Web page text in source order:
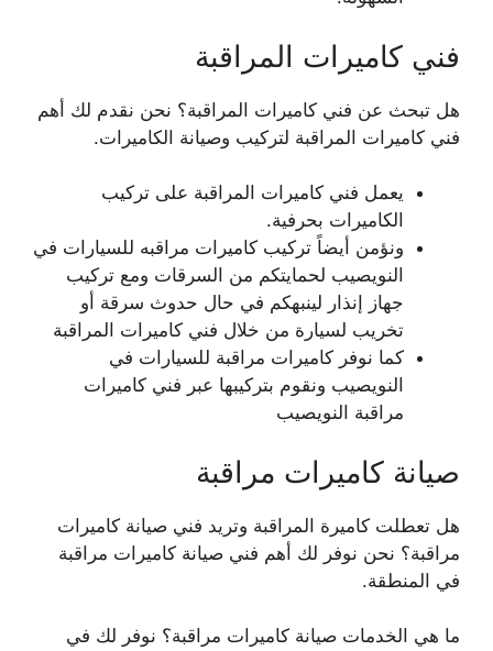
فني كاميرات المراقبة
هل تبحث عن فني كاميرات المراقبة؟ نحن نقدم لك أهم
فني كاميرات المراقبة لتركيب وصيانة الكاميرات.
يعمل فني كاميرات المراقبة على تركيب
الكاميرات بحرفية.
ونؤمن أيضاً تركيب كاميرات مراقبه للسيارات في
النويصيب لحمايتكم من السرقات ومع تركيب
جهاز إنذار لينبهكم في حال حدوث سرقة أو
تخريب لسيارة من خلال فني كاميرات المراقبة
كما نوفر كاميرات مراقبة للسيارات في
النويصيب ونقوم بتركيبها عبر فني كاميرات
مراقبة النويصيب
صيانة كاميرات مراقبة
هل تعطلت كاميرة المراقبة وتريد فني صيانة كاميرات
مراقبة؟ نحن نوفر لك أهم فني صيانة كاميرات مراقبة
في المنطقة.
ما هي الخدمات صيانة كاميرات مراقبة؟ نوفر لك في